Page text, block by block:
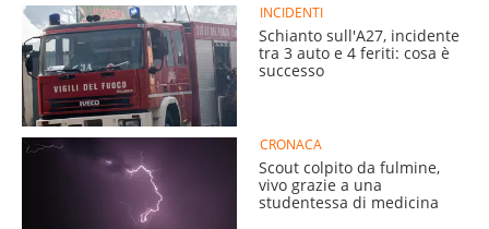
INCIDENTI
Schianto sull'A27, incidente
tra 3 auto e 4 feriti: cosa è
successo
CRONACA
Scout colpito da fulmine,
vivo grazie a una
studentessa di medicina